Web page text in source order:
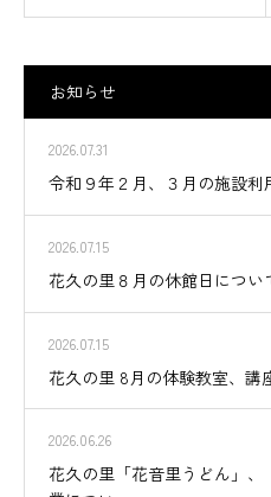
お知らせ
2026.07.31
令和９年２月、３月の施設利
2026.07.15
花久の里８月の休館日につい
2026.07.15
花久の里 8月の体験教室、講
2026.06.26
花久の里「花音里うどん」